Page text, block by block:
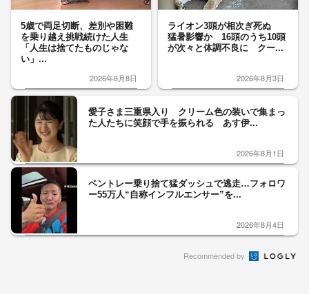
5歳で両足切断、差別や困難
を乗り越え挑戦続けた人生
「人生は捨てたものじゃな
い」...
2026年8月8日
ライオン3頭が相次ぎ死ぬ
猛暑影響か 16頭のうち10頭
が次々と体調不良に クー...
2026年8月3日
愛子さま三重県入り クリーム色の装いで集まっ
た人たちに笑顔で手を振られる あす伊...
2026年8月1日
ベントレー乗り捨て猛ダッシュで逃走…フォロワ
ー55万人“自称インフルエンサー”を...
2026年8月4日
Recommended by